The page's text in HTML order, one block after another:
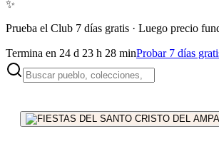
✨
Prueba el Club 7 días gratis · Luego precio
Termina en 24 d 23 h 28 minProbar 7 días